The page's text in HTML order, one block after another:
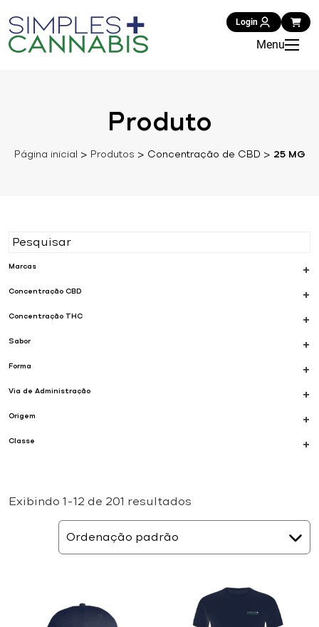
Login
Menu
Produto
Página inicial > Produtos > Concentração de CBD > 25 MG
Marcas +
Concentração CBD +
Concentração THC +
Sabor +
Forma +
Via de Administração +
Origem +
Classe +
Exibindo 1–12 de 201 resultados